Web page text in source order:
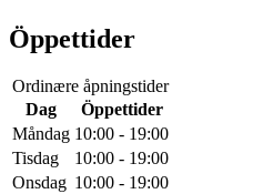
Öppettider
Ordinære åpningstider
Dag
Öppettider
Måndag 10:00 - 19:00
Tisdag
10:00 - 19:00
Onsdag 10:00 - 19:00